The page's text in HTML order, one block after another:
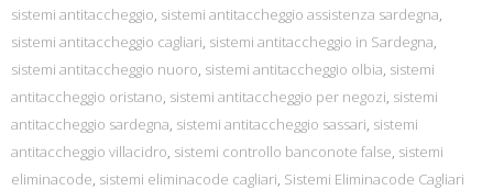
sistemi antitaccheggio, sistemi antitaccheggio assistenza sardegna,
sistemi antitaccheggio cagliari, sistemi antitaccheggio in Sardegna,
sistemi antitaccheggio nuoro, sistemi antitaccheggio olbia, sistemi
antitaccheggio oristano, sistemi antitaccheggio per negozi, sistemi
antitaccheggio sardegna, sistemi antitaccheggio sassari, sistemi
antitaccheggio villacidro, sistemi controllo banconote false, sistemi
eliminacode, sistemi eliminacode cagliari, Sistemi Eliminacode Cagliari